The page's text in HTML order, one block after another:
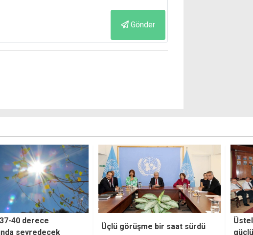
Gönder
bir saat sürdü
Üstel: Polis Teşkilatı'nı daha
güçlü hale getireceğiz